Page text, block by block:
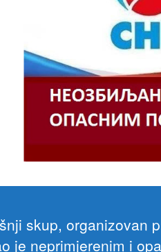
skup, organizovan
je neprimjerenim i